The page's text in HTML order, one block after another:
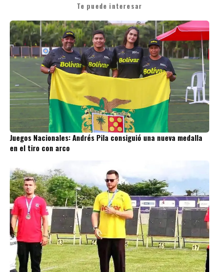
Te puede interesar
Juegos Nacionales: Andrés Pila consiguió una nueva medalla
en el tiro con arco